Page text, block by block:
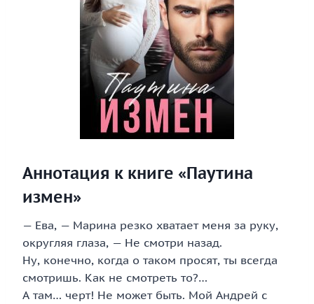
Аннотация к книге «Паутина
измен»
— Ева, — Марина резко хватает меня за руку,
округляя глаза, — Не смотри назад.
Ну, конечно, когда о таком просят, ты всегда
смотришь. Как не смотреть то?…
А там… черт! Не может быть. Мой Андрей с